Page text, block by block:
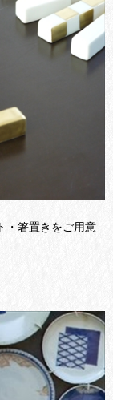
・箸置きをご用意